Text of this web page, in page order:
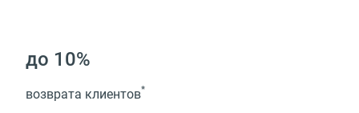
до 10%
возврата клиентов*